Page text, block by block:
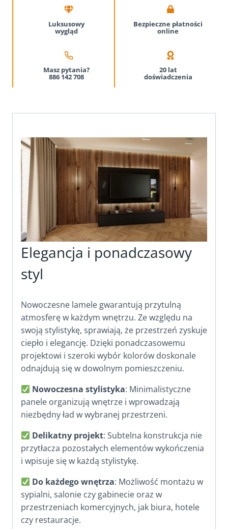
Luksusowy
wygląd
Bezpieczne płatności
online
Masz pytania?
886 142 708
20 lat
doświadczenia
Elegancja i ponadczasowy
styl
Nowoczesne lamele gwarantują przytulną
atmosferę w każdym wnętrzu. Ze względu na
swoją stylistykę, sprawiają, że przestrzeń zyskuje
ciepło i elegancję. Dzięki ponadczasowemu
projektowi i szeroki wybór kolorów doskonale
odnajdują się w dowolnym pomieszczeniu.
Nowoczesna stylistyka: Minimalistyczne
panele organizują wnętrze i wprowadzają
niezbędny ład w wybranej przestrzeni.
Delikatny projekt: Subtelna konstrukcja nie
przytłacza pozostałych elementów wykończenia
i wpisuje się w każdą stylistykę.
Do każdego wnętrza: Możliwość montażu w
sypialni, salonie czy gabinecie oraz w
przestrzeniach komercyjnych, jak biura, hotele
czy restauracje.